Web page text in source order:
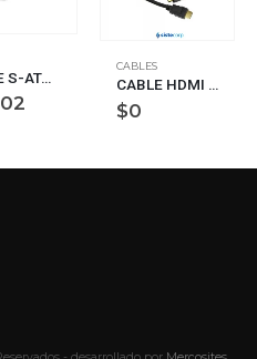
CABLE S-ATA III DATOS 6 GHZ CX RED COLOR
CABLES
CABLE HDMI M A M 20MTS BLISTER BAÑADO EN ORO 24K CANAL ETHERNET HDMI CANAL REMOTO AUDIO 3D/4K DEEP COLOR (NM-C47-20)
$0